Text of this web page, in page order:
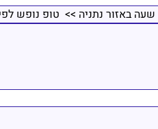
באזור נתניה >> טופ נופש